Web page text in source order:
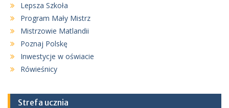
Lepsza Szkoła
Program Mały Mistrz
Mistrzowie Matlandii
Poznaj Polskę
Inwestycje w oświacie
Rówieśnicy
Strefa ucznia